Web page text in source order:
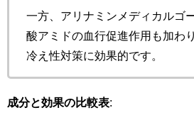
一方、アリナミンメディカルゴ
酸アミドの血行促進作用も加わ
冷え性対策に効果的です。
成分と効果の比較表: